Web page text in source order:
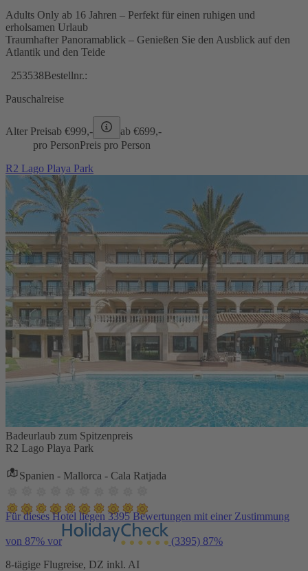
Adults Only ab 16 Jahren – Perfekt für einen ruhigen und
erholsamen Urlaub
Traumhafter Panoramablick – Genießen Sie den Ausblick auf den
Atlantik und den Teide
253538Bestellnr.:
Pauschalreise
Alter Preisab €999,- ab €699,-
pro PersonPreis pro Person
R2 Lago Playa Park
Badeurlaub zum Spitzenpreis
R2 Lago Playa Park
Spanien - Mallorca - Cala Ratjada
Für dieses Hotel liegen 3395 Bewertungen mit einer Zustimmung
von 87% vor (3395) 87%
8-tägige Flugreise, DZ inkl. AI